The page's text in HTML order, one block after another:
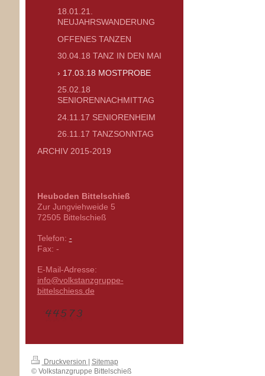
18.01.21.
NEUJAHRSWANDERUNG
OFFENES TANZEN
30.04.18 TANZ IN DEN MAI
17.03.18 MOSTPROBE
25.02.18
SENIORENNACHMITTAG
24.11.17 SENIORENHEIM
26.11.17 TANZSONNTAG
ARCHIV 2015-2019
Heuboden Bittelschieß
Zur Jungviehweide 5
72505 Bittelschieß
Telefon: -
Fax: -
E-Mail-Adresse:
info@volkstanzgruppe-
bittelschiess.de
Druckversion | Sitemap
© Volkstanzgruppe Bittelschieß